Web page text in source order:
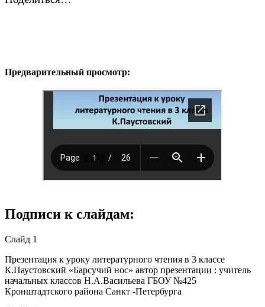
Предварительный просмотр:
Подписи к слайдам:
Слайд 1
Презентация к уроку литературного чтения в 3 классе
К.Паустовский «Барсучий нос» автор презентации : учитель
начальных классов Н.А.Васильева ГБОУ №425
Кронштадтского района Санкт -Петербурга